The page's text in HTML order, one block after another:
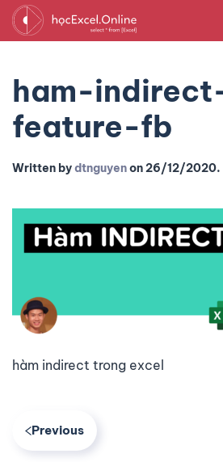
ham-
feature-fb
Written bydtnguyenon26/12/2020.
hàm indirect trong excel
Previous